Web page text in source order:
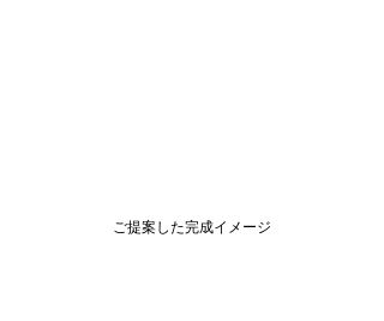
ご提案した完成イメージ